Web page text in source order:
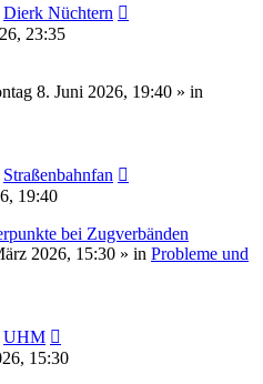
Dierk Nüchtern
23:35
8. Juni 2026, 19:40 » in
Straßenbahnfan
19:40
bei Zugverbänden
2026, 15:30 » in Probleme und
UHM
15:30